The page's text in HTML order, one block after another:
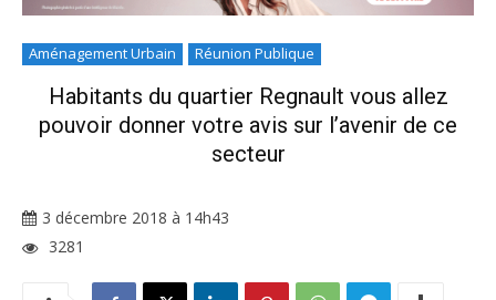
Aménagement Urbain Réunion Publique
Habitants du quartier Regnault vous allez
pouvoir donner votre avis sur l’avenir de ce
secteur
3 décembre 2018 à 14h43
3281